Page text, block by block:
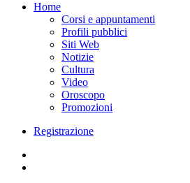
Home
Corsi e appuntamenti
Profili pubblici
Siti Web
Notizie
Cultura
Video
Oroscopo
Promozioni
Registrazione